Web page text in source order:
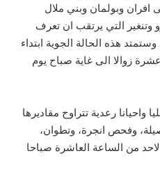
اضافة الى افران وبولمان وبني ملال
التي يرتقب ان تعرف
تتراوح بين 10 و15 سم. وستمتد هذه الحالة الجوية ابتداء
زوالا الى غاية صباح يوم
رعدية تتراوح مقاديرها
اصيلة، وفحص انجرة، وتطوان،
من الساعة العاشرة صباحا